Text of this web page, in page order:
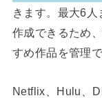
きます。最大6
作成できるため
すめ作品を管理で
Netflix、Hulu、